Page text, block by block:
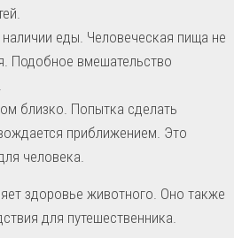
еды. Человеческая пища не
Подобное вмешательство
близко. Попытка сделать
приближением. Это
человека.
здоровье животного. Оно также
для путешественника.